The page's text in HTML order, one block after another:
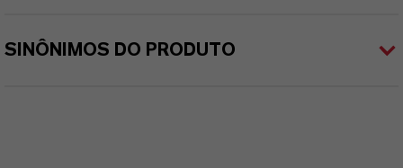
SINÔNIMOS DO PRODUTO